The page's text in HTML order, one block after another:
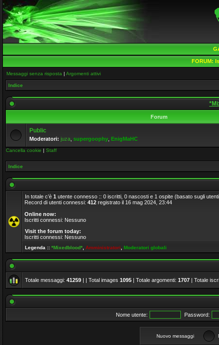
FORUM:
Messaggi senza risposta | Argomenti attivi
Indice
Forum
Public
Moderatori: juza supergoophy EnigMaHC
Cancella cookie | Staff
Indice
In totale c’è 1 utente connesso :: 0 iscritti, 0 nascosti e 1 ospite (basato sugli
Record di utenti connessi: 412 registrato il 16 mag 2024, 23:44
Online now:
Iscritti connessi: Nessuno
Visit the forum today:
Iscritti connessi: Nessuno
Legenda :: *Mixedblood* Amministratori Moderatori globali
Totale messaggi: 41259 | | Total images 1095 | Totale argomenti: 1707 | Totale
Nome utente: Password:
Nuovo messaggi